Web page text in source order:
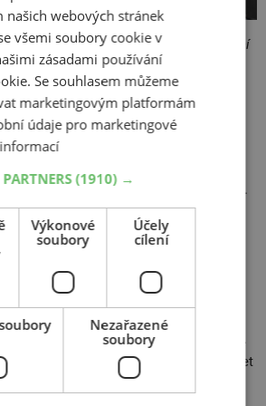
i v zimě, abyste ho zbavili agresivní
soli a všech nečistot.
auta?
program na čištění podvozku, a pokud
silnějšími nánosy špíny dobře poradit.
když si jednou za čas umyjete auto
samoobslužné myčky nebo použít
podběhy, kde se drží bláto, listí, a tím i
umyjte stejně pečlivě spodek vozu
.
nebo montážní jámu, budete se muset
námahu to stojí.
našich webových stránek
všemi soubory cookie v
zásadami používání
Se souhlasem můžeme
marketingovým platformám
údaje pro marketingové
(1910) →
Výkonové
soubory
Účely
cílení
Nezařazené
soubory